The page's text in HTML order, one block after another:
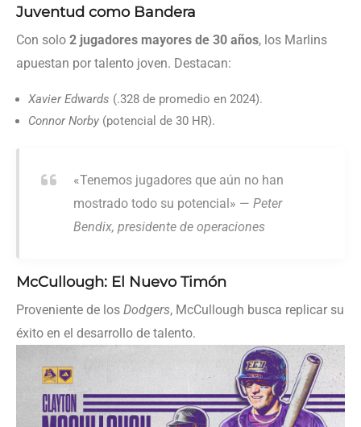
Juventud como Bandera
Con solo 2 jugadores mayores de 30 años, los Marlins
apuestan por talento joven. Destacan:
Xavier Edwards (.328 de promedio en 2024).
Connor Norby (potencial de 30 HR).
«Tenemos jugadores que aún no han
mostrado todo su potencial» — Peter
Bendix, presidente de operaciones
McCullough: El Nuevo Timón
Proveniente de los Dodgers, McCullough busca replicar su
éxito en el desarrollo de talento.